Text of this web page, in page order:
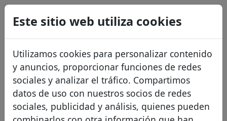
Este sitio web utiliza cookies
Utilizamos cookies para personalizar contenido
y anuncios, proporcionar funciones de redes
sociales y analizar el tráfico. Compartimos
datos de uso con nuestros socios de redes
sociales, publicidad y análisis, quienes pueden
Dominios
USD
EUR
GBP
Français
Italiano
Português
Română